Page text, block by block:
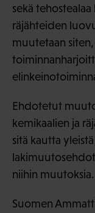
sekä
räjähteiden
muutetaan
Ehdotetut
kemikaalien ja
sitä kautta
niihin muutoksia.
Suomen